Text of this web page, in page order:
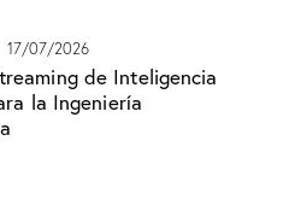
17/07/2026
de Inteligencia
la Ingeniería